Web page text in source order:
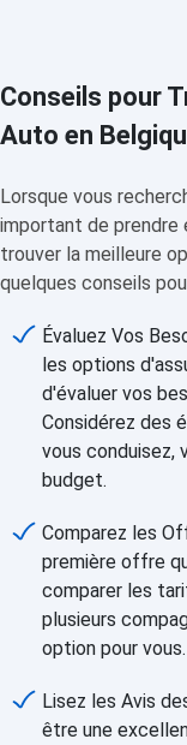
Conseils pour
Auto en
Lorsque vous
important de prendre
trouver la meilleure
quelques conseils
Évaluez Vos
les options
d'évaluer vos
Considérez des
vous
budget.
Comparez les
première offre
comparer les
plusieurs
option pour vous.
Lisez les Avis
être une